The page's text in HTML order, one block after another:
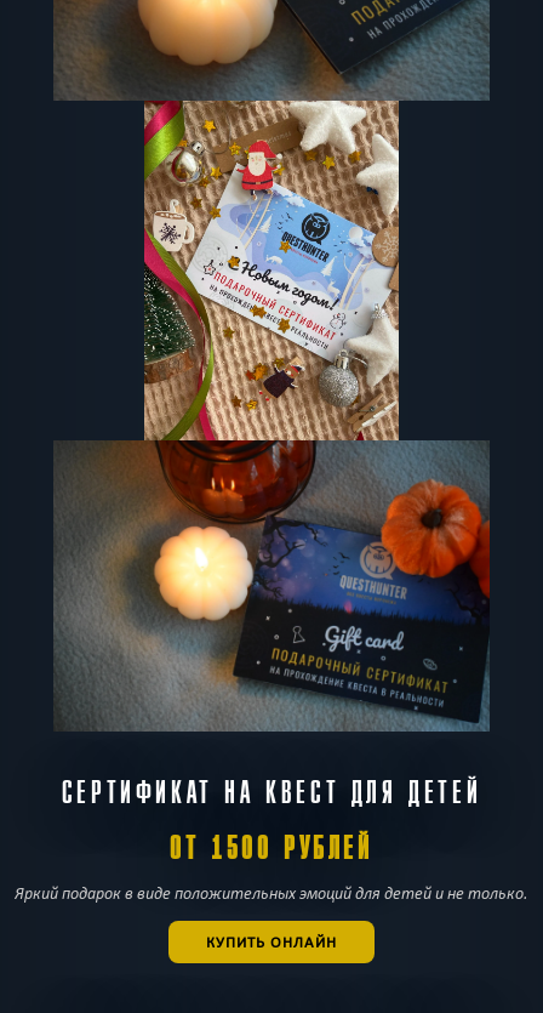
СЕРТИФИКАТ НА КВЕСТ ДЛЯ ДЕТЕЙ
ОТ 1500 РУБЛЕЙ
Яркий подарок в виде положительных эмоций для детей и не только.
КУПИТЬ ОНЛАЙН